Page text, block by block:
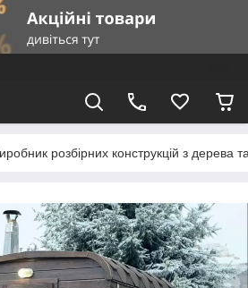
розбірних конструкцій з дерева